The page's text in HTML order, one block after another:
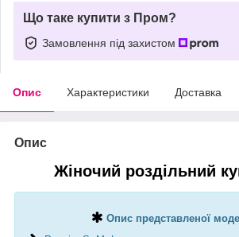
Що таке купити з Пром?
Замовлення під захистом
Опис Характеристики Доставка
Опис
Жіночий роздільний
Опис представленої